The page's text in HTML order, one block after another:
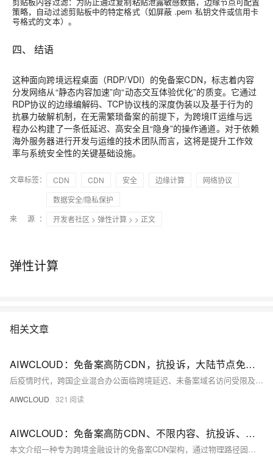
策略，自动过滤剪贴板中的特定格式（如屏蔽 .pem 私钥文件或信用卡
号格式的文本）。
四、 结语
这种面向跨境远程桌面（RDP/VDI）的免备案CDN，标志着内容
分发网络从“静态内容加速”向“动态交互体验优化”的质变。它通过
RDP协议的边缘编解码、TCP协议栈的深度伪装以及基于行为的
抗暴力破解机制，在无需繁琐备案的前提下，为跨境IT运维与远
程办公构建了一条低延迟、高安全且“隐身”的操作通道。对于依赖
海外服务器进行开发与运维的技术团队而言，这将是提升工作效
率与系统安全性的关键基础设施。
文章标签： CDN CDN 安全 边缘计算
网络协议
数据安全/隐私保护
来 源：
开发者社区 > 弹性计算 > > 正文
弹性计算
相关文章
AIWCLOUD：免备案高防CDN，抗投诉，大陆节点免备，在跨国企业混合办公场景下
后疫情时代，跨国企业混合办公面临跨境延迟、未备案域名访问受限及VPN安全隐患等痛点。本文介绍一种“免备案CDN”架构：融合边缘零信任接入（ZTNA）、动态端口敲门、SAP/RDP协议优化、HTTP/3加速、域名分片合规回源与实时数据脱敏，构建安全、合规、高性能的全球数字走廊。（239字）
AIWCLOUD 321
AIWCLOUD：免备案高防CDN、不限内容、抗投诉、在跨境金融级数据同步场景下
本文介绍一种专为跨境金融设计的免备案CDN架构，通过物理路径固化、PTP亚微秒时钟同步与MACsec链路层加密，实现低抖动、高安全、强合规的“数据专线级”传输，满足支付清算、外汇交易等场景的严苛要求。（239字）